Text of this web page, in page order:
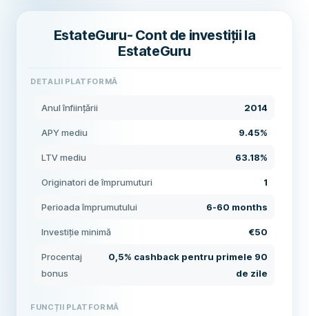
EstateGuru- Cont de investiții la
EstateGuru
DETALII PLATFORMĂ
Anul înființării 2014
APY mediu 9.45%
LTV mediu 63.18%
Originatori de împrumuturi 1
Perioada împrumutului 6-60 months
Investiție minimă €50
Procentaj
bonus
0,5% cashback pentru primele 90
de zile
FUNCȚII PLATFORMĂ